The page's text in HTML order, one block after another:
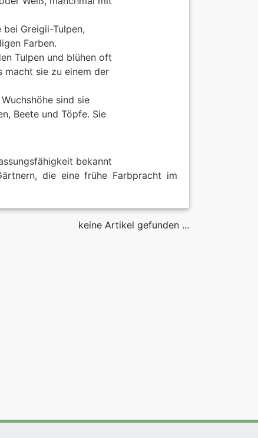
Greigii-Tulpen,
Farben.
Tulpen und blühen oft
macht sie zu einem der
sind sie
Beete und Töpfe. Sie
bekannt
die eine frühe Farbpracht im
keine Artikel gefunden ...